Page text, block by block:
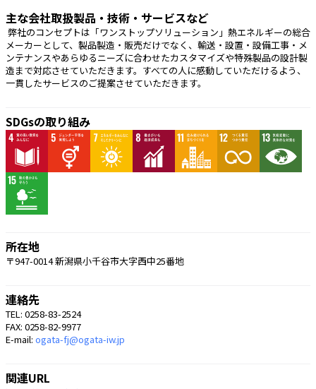
主な会社取扱製品・技術・サービスなど
メーカーとして、製品製造・販売だけでなく、輸送・設置・設備工事・メ
ンテナンスやあらゆるニーズに合わせたカスタマイズや特殊製品の設計製
造まで対応させていただきます。すべての人に感動していただけるよう、
一貫したサービスのご提案させていただきます。
SDGsの取り組み
所在地
〒947-0014 新潟県小千谷市大字西中25番地
連絡先
TEL: 0258-83-2524
FAX: 0258-82-9977
E-mail: ogata-fj@ogata-iw.jp
関連URL